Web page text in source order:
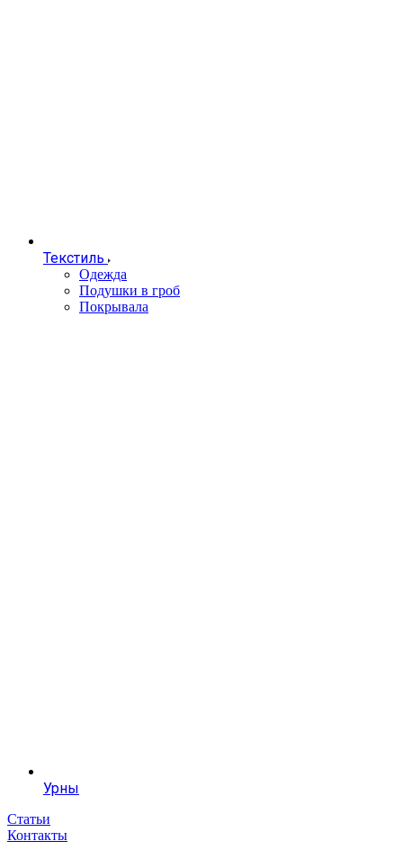
Текстиль
Одежда
Подушки в гроб
Покрывала
Урны
Статьи
Контакты